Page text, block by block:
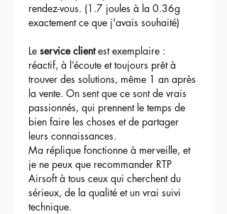
prendre un maximum de plaisir sur le
terrain ! Un modèle unique en France !
rendez-vous. (1.7 joules à la 0.36g
exactement ce que j'avais souhaité)
Le service client est exemplaire :
réactif, à l’écoute et toujours prêt à
trouver des solutions, même 1 an après
la vente. On sent que ce sont de vrais
passionnés, qui prennent le temps de
bien faire les choses et de partager
leurs connaissances.
Ma réplique fonctionne à merveille, et
je ne peux que recommander RTP
Airsoft à tous ceux qui cherchent du
sérieux, de la qualité et un vrai suivi
technique.